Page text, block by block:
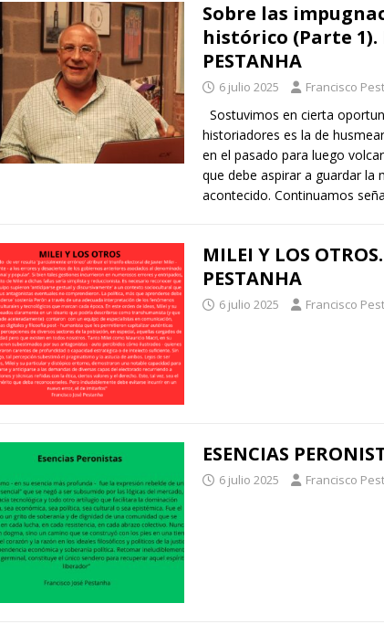
Sobre las
histórico (Parte 1).
PESTANHA
6 julio 2025 Francisco
Sostuvimos en cierta
historiadores es la de
en el pasado para luego
que debe aspirar a guardar la
acontecido. Continuamos
MILEI Y LOS
PESTANHA
6 julio 2025 Francisco
ESENCIAS
6 julio 2025 Francisco